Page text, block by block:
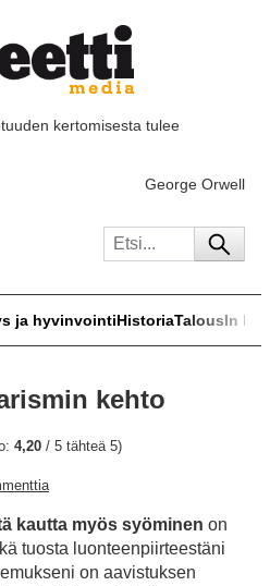
kertomisesta tulee
George Orwell
ja hyvinvointiHistoriaTalousIn
kehto
4,20 / 5 tähteä 5)
kautta myös syöminen on
tuosta luonteenpiirteestäni
on aavistuksen